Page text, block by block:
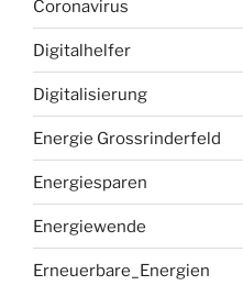
Coronavirus
Digitalhelfer
Digitalisierung
Energie Grossrinderfeld
Energiesparen
Energiewende
Erneuerbare_Energien